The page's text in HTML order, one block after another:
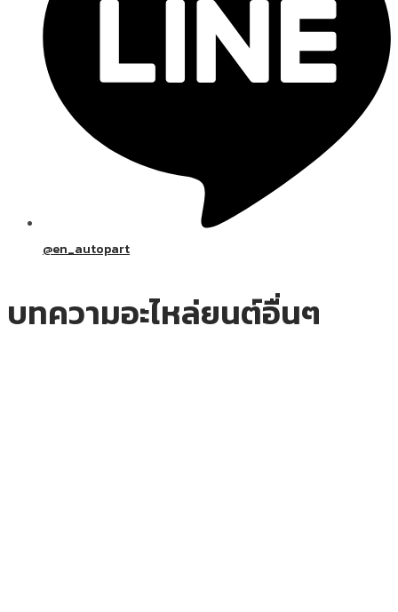
@en_autopart
บทความอะไหล่ยนต์อื่นๆ